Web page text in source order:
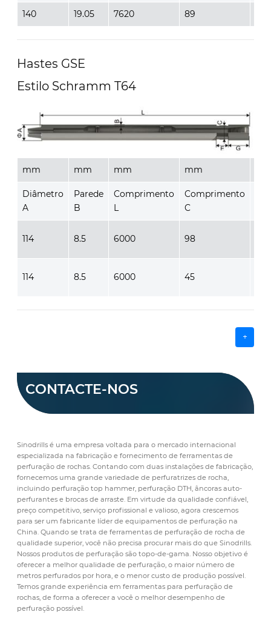
140 19.05 7620 89
Hastes GSE
Estilo Schramm T64
mm mm mm mm
Diâmetro
A
Parede
B
Comprimento
L
Comprimento
C
114 8.5 6000 98
114 8.5 6000 45
+
CONTACTE-NOS
Sinodrills é uma empresa voltada para o mercado internacional
especializada na fabricação e fornecimento de ferramentas de
perfuração de rochas. Contando com duas instalações de fabricação,
fornecemos uma grande variedade de perfuratrizes de rocha,
incluindo perfuração top hammer, perfuração DTH, âncoras auto-
perfurantes e brocas de arraste. Em virtude da qualidade confiável,
preço competitivo, serviço profissional e valioso, agora crescemos
para ser um fabricante líder de equipamentos de perfuração na
China. Quando se trata de ferramentas de perfuração de rocha de
qualidade superior, você não precisa procurar mais do que Sinodrills.
Nossos produtos de perfuração são topo-de-gama. Nosso objetivo é
oferecer a melhor qualidade de perfuração, o maior número de
metros perfurados por hora, e o menor custo de produção possível.
Temos grande experiência em ferramentas para perfuração de
rochas, de forma a oferecer a você o melhor desempenho de
perfuração possível.